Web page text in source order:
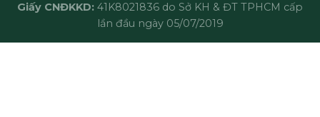
Giấy CNĐKKD: 41K8021836 do Sở KH & ĐT TPHCM cấp
lần đầu ngày 05/07/2019